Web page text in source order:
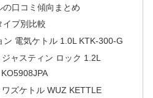
の口コミ傾向まとめ
イプ別比較
ン 電気ケトル 1.0L KTK-300-G
ャスティン ロック 1.2L
KO5908JPA
ズケトル WUZ KETTLE